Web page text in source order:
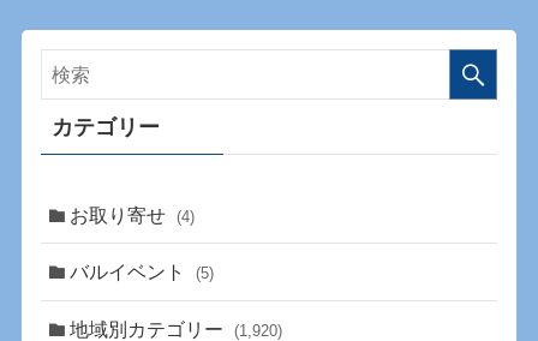
カテゴリー
お取り寄せ (4)
バルイベント (5)
地域別カテゴリー (1,920)